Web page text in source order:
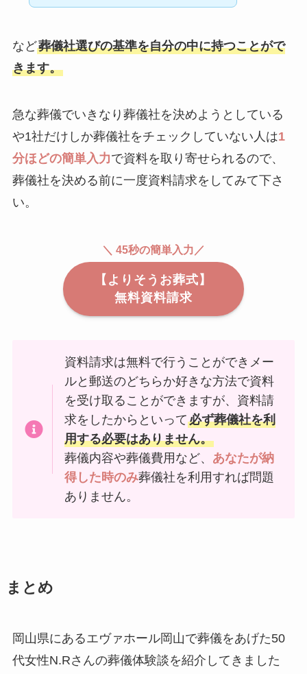
など葬儀社選びの基準を自分の中に持つことがで
きます。
急な葬儀でいきなり葬儀社を決めようとしている
や1社だけしか葬儀社をチェックしていない人は1
分ほどの簡単入力で資料を取り寄せられるので、
葬儀社を決める前に一度資料請求をしてみて下さ
い。
＼ 45秒の簡単入力／
【よりそうお葬式】
無料資料請求
資料請求は無料で行うことができメー
ルと郵送のどちらか好きな方法で資料
を受け取ることができますが、資料請
求をしたからといって必ず葬儀社を利
用する必要はありません。
葬儀内容や葬儀費用など、 あなたが納
得した時のみ葬儀社を利用すれば問題
ありません。
まとめ
岡山県にあるエヴァホール岡山で葬儀をあげた50
代女性N.Rさんの葬儀体験談を紹介してきました